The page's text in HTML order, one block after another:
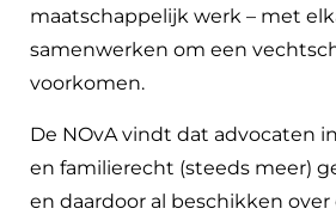
maatschappelijk werk – met
samenwerken om een
voorkomen.
De NOvA vindt dat advocaten
en familierecht (steeds meer)
en daardoor al beschikken